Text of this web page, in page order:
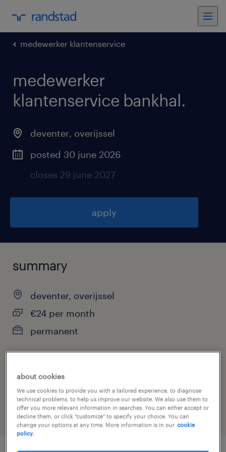
medewerker klantenservice
medewerker
klantenservice bankhal.
deventer, overijssel
posted 30 june 2026
closes 29 june 2027
apply
summary
deventer, overijssel
€24 per month
permanent
job category
other
about cookies
We use cookies to provide you with a tailored experience, to diagnose
technical problems, to help us improve our website. We also use them to
offer you more relevant information in searches. You can either accept or
decline them, or click "customize" to specify your choice. You can
change your options at any time. More information is in our cookie
policy.